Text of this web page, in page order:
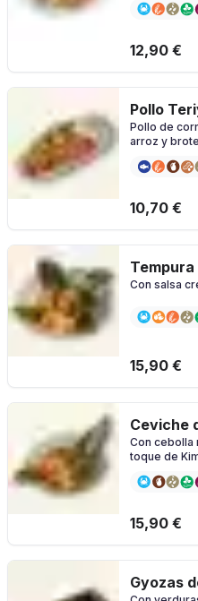
12,90 €
Pollo
Pollo de
arroz y
10,70 €
Tempura
Con salsa
15,90 €
Ceviche
Con cebolla
toque de
15,90 €
Gyozas